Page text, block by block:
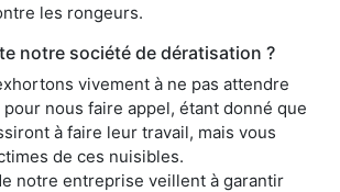
les rongeurs.
notre société de dératisation ?
vivement à ne pas attendre
nous faire appel, étant donné que
à faire leur travail, mais vous
de ces nuisibles.
notre entreprise veillent à garantir